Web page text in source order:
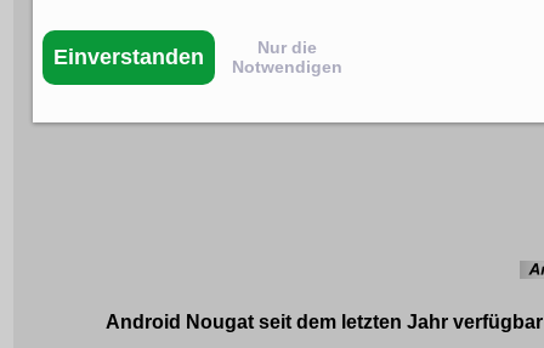
Android Nougat seit dem letzten Jahr verfügbar
Einverstanden
Nur die
Notwendigen